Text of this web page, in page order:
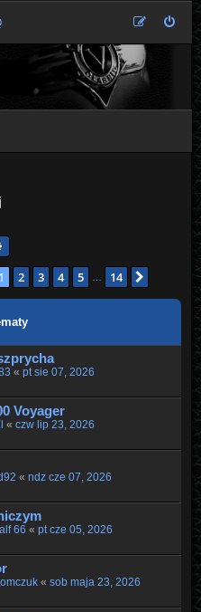
1 z14
1 2 3 4 5 14
« pt sie 07, 2026
Voyager
« czw lip 23, 2026
« ndz cze 07, 2026
66 « pt cze 05, 2026
« sob maja 23, 2026